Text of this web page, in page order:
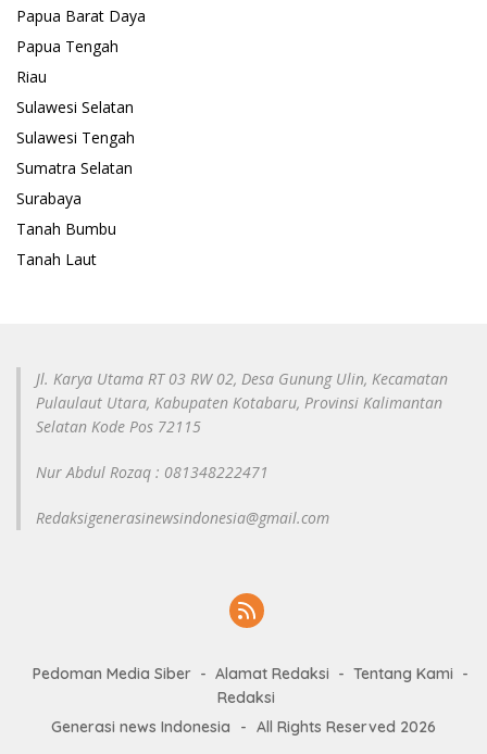
Papua Barat Daya
Papua Tengah
Riau
Sulawesi Selatan
Sulawesi Tengah
Sumatra Selatan
Surabaya
Tanah Bumbu
Tanah Laut
Jl. Karya Utama RT 03 RW 02, Desa Gunung Ulin, Kecamatan
Pulaulaut Utara, Kabupaten Kotabaru, Provinsi Kalimantan
Selatan Kode Pos 72115
Nur Abdul Rozaq : 081348222471
Redaksigenerasinewsindonesia@gmail.com
Pedoman Media Siber Alamat Redaksi
Tentang Kami
Redaksi
Generasi news Indonesia
- All Rights Reserved 2026